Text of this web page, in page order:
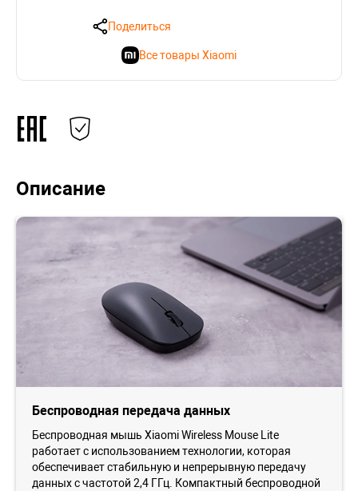
Поделиться
Все товары Xiaomi
Описание
Беспроводная передача данных
Беспроводная мышь Xiaomi Wireless Mouse Lite
работает с использованием технологии, которая
обеспечивает стабильную и непрерывную передачу
данных с частотой 2,4 ГГц. Компактный беспроводной